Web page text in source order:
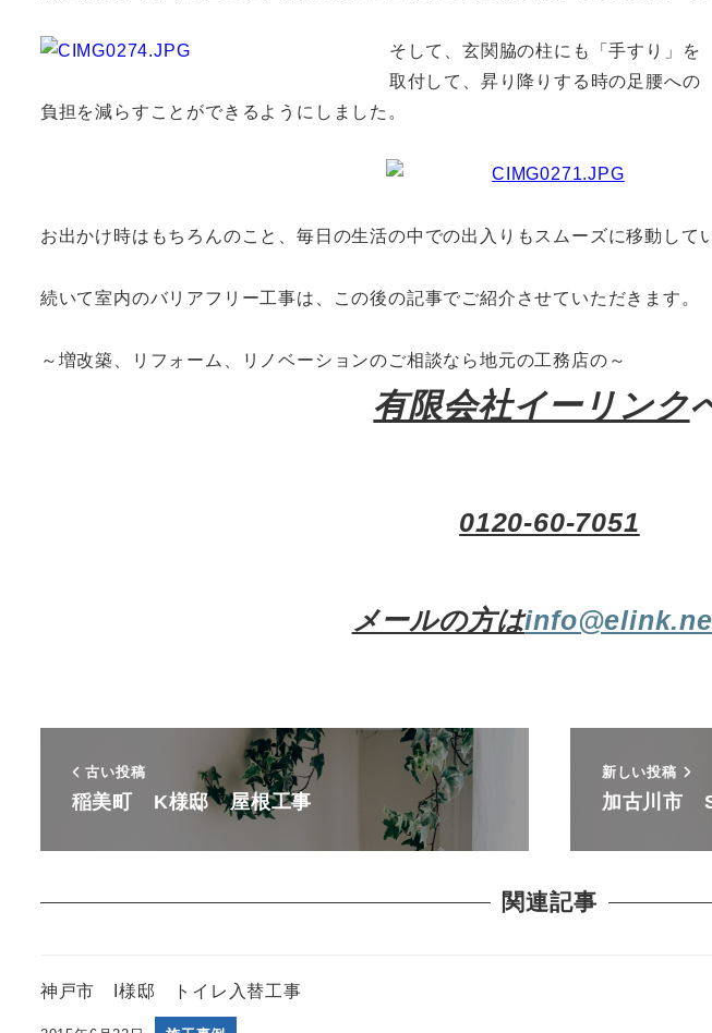
そして、玄関脇の柱にも「手すり」を
取付して、昇り降りする時の足腰への
負担を減らすことができるようにしました。
お出かけ時はもちろんのこと、毎日の生活の中での出入りもスムーズに移動して
続いて室内のバリアフリー工事は、この後の記事でご紹介させていただきます。
～増改築、リフォーム、リノベーションのご相談なら地元の工務店の～
有限会社イーリンク
0120-60-7051
メールの方は
古い投稿
稲美町 K様邸 屋根工事
新しい投稿
加古川市
関連記事
神戸市 I様邸 トイレ入替工事